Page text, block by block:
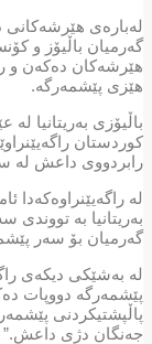
لەبارەی
گەرمیان باڵیۆز و
هێرشەکان دەکەن و
هێزی پێشمەرگە.
باڵیۆزی بەریتانیا
کوردستان
رابردووی داعش لە
لە راگەیێنراوەکەدا
بەریتانیا بە
گەرمیان بۆ سەر
لە بەشێکی دیکەی
پێشمەرگە دووپات
پاڵپشتیکردنی
جەنگان دژی داعش.”